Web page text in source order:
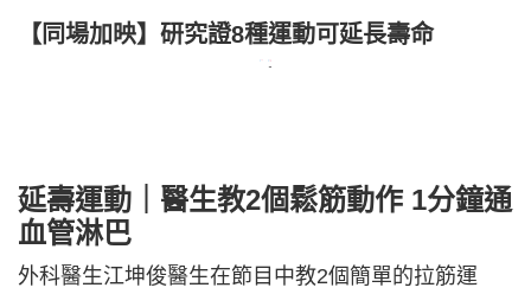
【同場加映】研究證8種運動可延長壽命
+3
延壽運動｜醫生教2個鬆筋動作 1分鐘通
血管淋巴
外科醫生江坤俊醫生在節目中教2個簡單的拉筋運